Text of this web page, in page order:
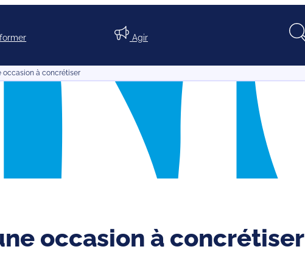
Agir
occasion à concrétiser
occasion à concrétiser